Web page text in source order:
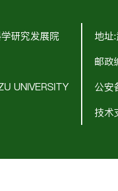
研究发展院
UNIVERSITY
地址
邮政
公
技术